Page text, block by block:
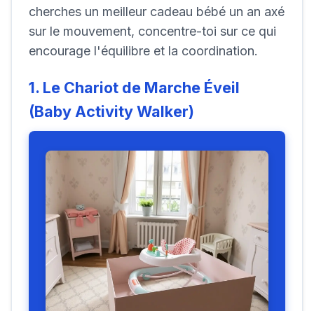
cherches un meilleur cadeau bébé un an axé
sur le mouvement, concentre-toi sur ce qui
encourage l'équilibre et la coordination.
1. Le Chariot de Marche Éveil
(Baby Activity Walker)